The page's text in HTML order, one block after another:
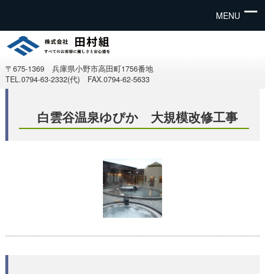
MENU
〒675-1369 兵庫県小野市高田町1756番地
TEL.0794-63-2332(代) FAX.0794-62-5633
白雲谷温泉ゆぴか 大規模改修工事